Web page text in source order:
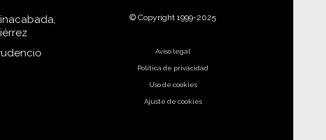
© Copyright 1999-2025
Aviso legal
Política de privacidad
Uso de cookies
Ajuste de cookies